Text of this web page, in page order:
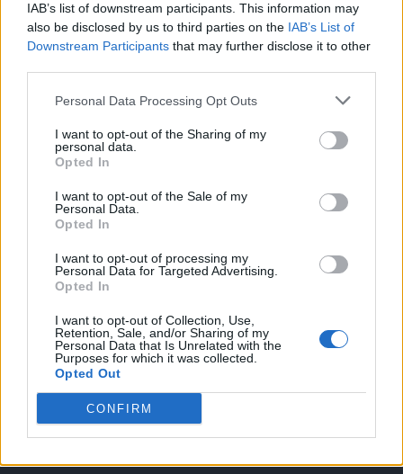
IAB’s list of downstream participants. This information may
also be disclosed by us to third parties on the IAB’s List of
Downstream Participants that may further disclose it to other
Personal Data Processing Opt Outs
I want to opt-out of the Sharing of my
personal data.
Opted In
I want to opt-out of the Sale of my
Personal Data.
Opted In
I want to opt-out of processing my
Personal Data for Targeted Advertising.
Opted In
I want to opt-out of Collection, Use,
Retention, Sale, and/or Sharing of my
Personal Data that Is Unrelated with the
Purposes for which it was collected.
Opted Out
CONFIRM
Berici in Festival 2026: a Lonigo “Little
Italy, sulla strada del sogno”
“Teatro in casa”: il 5 agosto il primo
spettacolo a Marano Vicentino con Maria
EVENTI
Salotti Urbani 2026 al Bixio di Vicenza:
agosto inizia con libri, poesie e musica